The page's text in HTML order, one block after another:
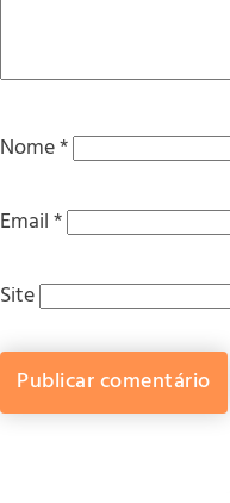
Nome*
Email*
Site